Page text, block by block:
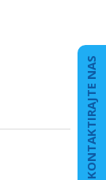
KONTAKTIRAJTE NAS